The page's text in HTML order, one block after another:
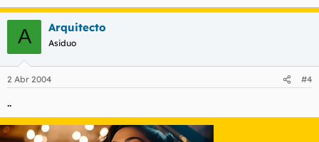
A Arquitecto
Asiduo
2 Abr 2004 #4
..